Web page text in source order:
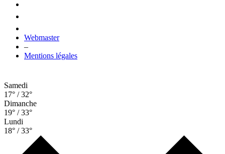
Webmaster
–
Mentions légales
Samedi
17° / 32°
Dimanche
19° / 33°
Lundi
18° / 33°